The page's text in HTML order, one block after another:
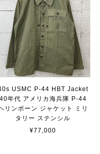
USMC P-44 HBT Jacket
40年代 アメリカ海兵隊 P-44
リンボーン ジャケット ミリ
タリー ステンシル
¥77,000